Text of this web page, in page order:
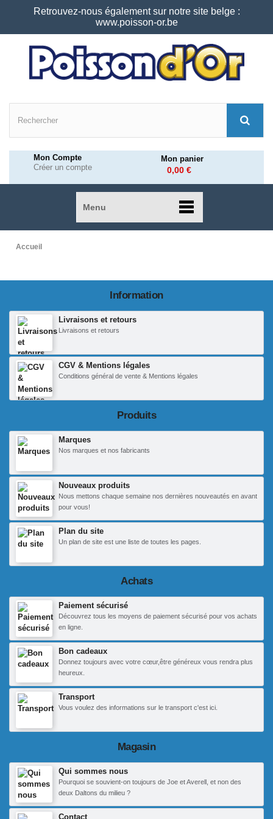
Retrouvez-nous également sur notre site belge :
www.poisson-or.be
Mon Compte
Créer un compte
Mon panier
0,00 €
Menu
Accueil
Information
Livraisons et retours
Livraisons et retours
CGV & Mentions légales
Conditions général de vente & Mentions légales
Produits
Marques
Nos marques et nos fabricants
Nouveaux produits
Nous mettons chaque semaine nos dernières nouveautés en avant
pour vous!
Plan du site
Un plan de site est une liste de toutes les pages.
Achats
Paiement sécurisé
Découvrez tous les moyens de paiement sécurisé pour vos achats
en ligne.
Bon cadeaux
Donnez toujours avec votre cœur,être généreux vous rendra plus
heureux.
Transport
Vous voulez des informations sur le transport c'est ici.
Magasin
Qui sommes nous
Pourquoi se souvient-on toujours de Joe et Averell, et non des
deux Daltons du milieu ?
Contact